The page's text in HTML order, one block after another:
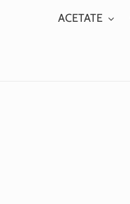
ACETATE